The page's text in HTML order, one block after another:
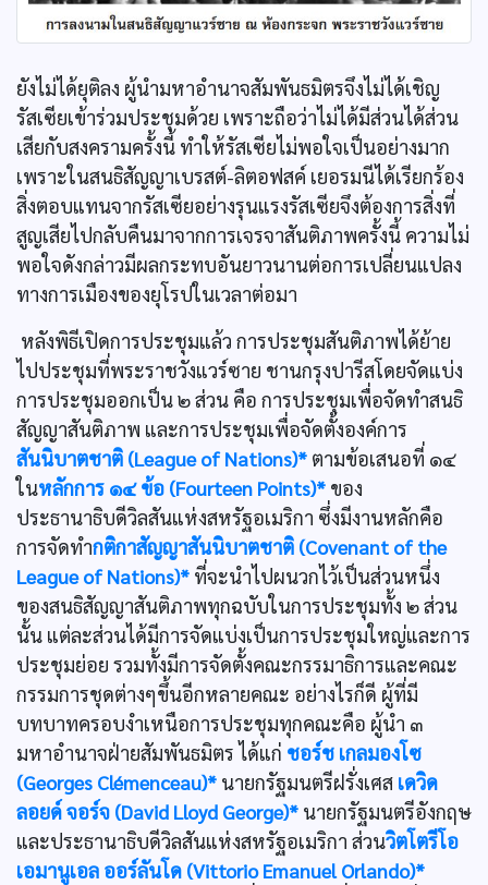
ยังไม่ได้ยุติลง ผู้นำมหาอำนาจสัมพันธมิตรจึงไม่ได้เชิญ
รัสเซียเข้าร่วมประชุมด้วย เพราะถือว่าไม่ได้มีส่วนได้ส่วน
เสียกับสงครามครั้งนี้ ทำให้รัสเซียไม่พอใจเป็นอย่างมาก
เพราะในสนธิสัญญาเบรสต์-ลิตอฟสค์ เยอรมนีได้เรียกร้อง
สิ่งตอบแทนจากรัสเซียอย่างรุนแรงรัสเซียจึงต้องการสิ่งที่
สูญเสียไปกลับคืนมาจากการเจรจาสันติภาพครั้งนี้ ความไม่
พอใจดังกล่าวมีผลกระทบอันยาวนานต่อการเปลี่ยนแปลง
ทางการเมืองของยุโรปในเวลาต่อมา
หลังพิธีเปิดการประชุมแล้ว การประชุมสันติภาพได้ย้าย
ไปประชุมที่พระราชวังแวร์ซาย ชานกรุงปารีสโดยจัดแบ่ง
การประชุมออกเป็น ๒ ส่วน คือ การประชุมเพื่อจัดทำสนธิ
สัญญาสันติภาพ และการประชุมเพื่อจัดตั้งองค์การ
สันนิบาตชาติ (League of Nations)* ตามข้อเสนอที่ ๑๔
ในหลักการ ๑๔ ข้อ (Fourteen Points)* ของ
ประธานาธิบดีวิลสันแห่งสหรัฐอเมริกา ซึ่งมีงานหลักคือ
การจัดทำกติกาสัญญาสันนิบาตชาติ (Covenant of the
League of Nations)* ที่จะนำไปผนวกไว้เป็นส่วนหนึ่ง
ของสนธิสัญญาสันติภาพทุกฉบับในการประชุมทั้ง ๒ ส่วน
นั้น แต่ละส่วนได้มีการจัดแบ่งเป็นการประชุมใหญ่และการ
ประชุมย่อย รวมทั้งมีการจัดตั้งคณะกรรมาธิการและคณะ
กรรมการชุดต่างๆขึ้นอีกหลายคณะ อย่างไรก็ดี ผู้ที่มี
บทบาทครอบงำเหนือการประชุมทุกคณะคือ ผู้นำ ๓
มหาอำนาจฝ่ายสัมพันธมิตร ได้แก่ ชอร์ช เกลมองโซ
(Georges Clémenceau)* นายกรัฐมนตรีฝรั่งเศส เดวิด
ลอยด์ จอร์จ (David Lloyd George)* นายกรัฐมนตรีอังกฤษ
และประธานาธิบดีวิลสันแห่งสหรัฐอเมริกา ส่วนวิตโตรีโอ
เอมานูเอล ออร์ลันโด (Vittorio Emanuel Orlando)*